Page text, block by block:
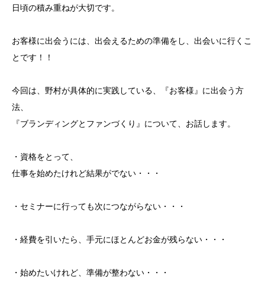
日頃の積み重ねが大切です。
お客様に出会うには、出会えるための準備をし、出会いに行くこ
とです！！
今回は、野村が具体的に実践している、『お客様』に出会う方
法、
『ブランディングとファンづくり』について、お話します。
・資格をとって、
仕事を始めたけれど結果がでない・・・
・セミナーに行っても次につながらない・・・
・経費を引いたら、手元にほとんどお金が残らない・・・
・始めたいけれど、準備が整わない・・・